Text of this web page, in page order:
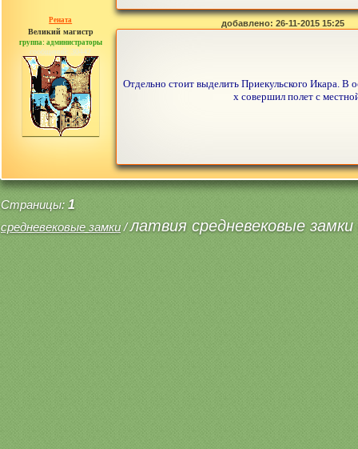
Рената
Великий магистр
группа: администраторы
сообщений: 30442
добавлено: 26-11-2015 15:25
Отдельно стоит выделить Приекульского Икара. В
х совершил полет с
Страницы: 1
средневековые замки/латвия средневековые